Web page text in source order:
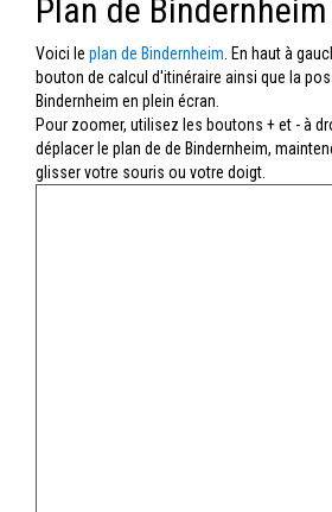
Plan de Bindernheim
Voici le plan de Bindernheim . En haut à
bouton de calcul d'itinéraire ainsi que la
Bindernheim en plein écran.
Pour zoomer, utilisez les boutons + et - à
déplacer le plan de de Bindernheim,
glisser votre souris ou votre doigt.